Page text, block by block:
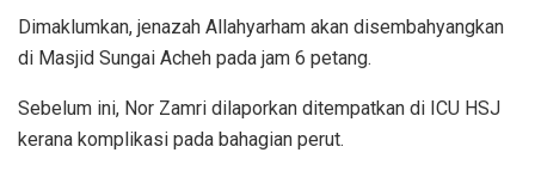
Dimaklumkan, jenazah Allahyarham akan disembahyangkan
di Masjid Sungai Acheh pada jam 6 petang.
Sebelum ini, Nor Zamri dilaporkan ditempatkan di ICU HSJ
kerana komplikasi pada bahagian perut.